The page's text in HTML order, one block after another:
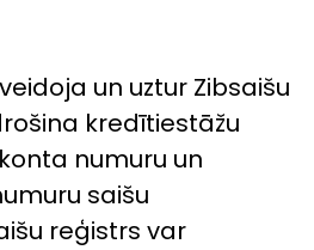
un uztur Zibsaišu
kredītiestāžu
numuru un
saišu
reģistrs var